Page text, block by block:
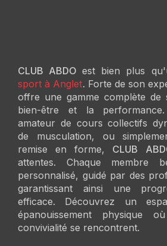
CLUB ABDOest bien plus
sport à Anglet. Forte de son
offre une gamme complète de
bien-être et la
amateur de cours collectifs
de musculation, ou
remise en forme, CLUB
attentes. Chaque membre
personnalisé, guidé par des
garantissant ainsi une
efficace. Découvrez un
épanouissement physique
convivialité se rencontrent.